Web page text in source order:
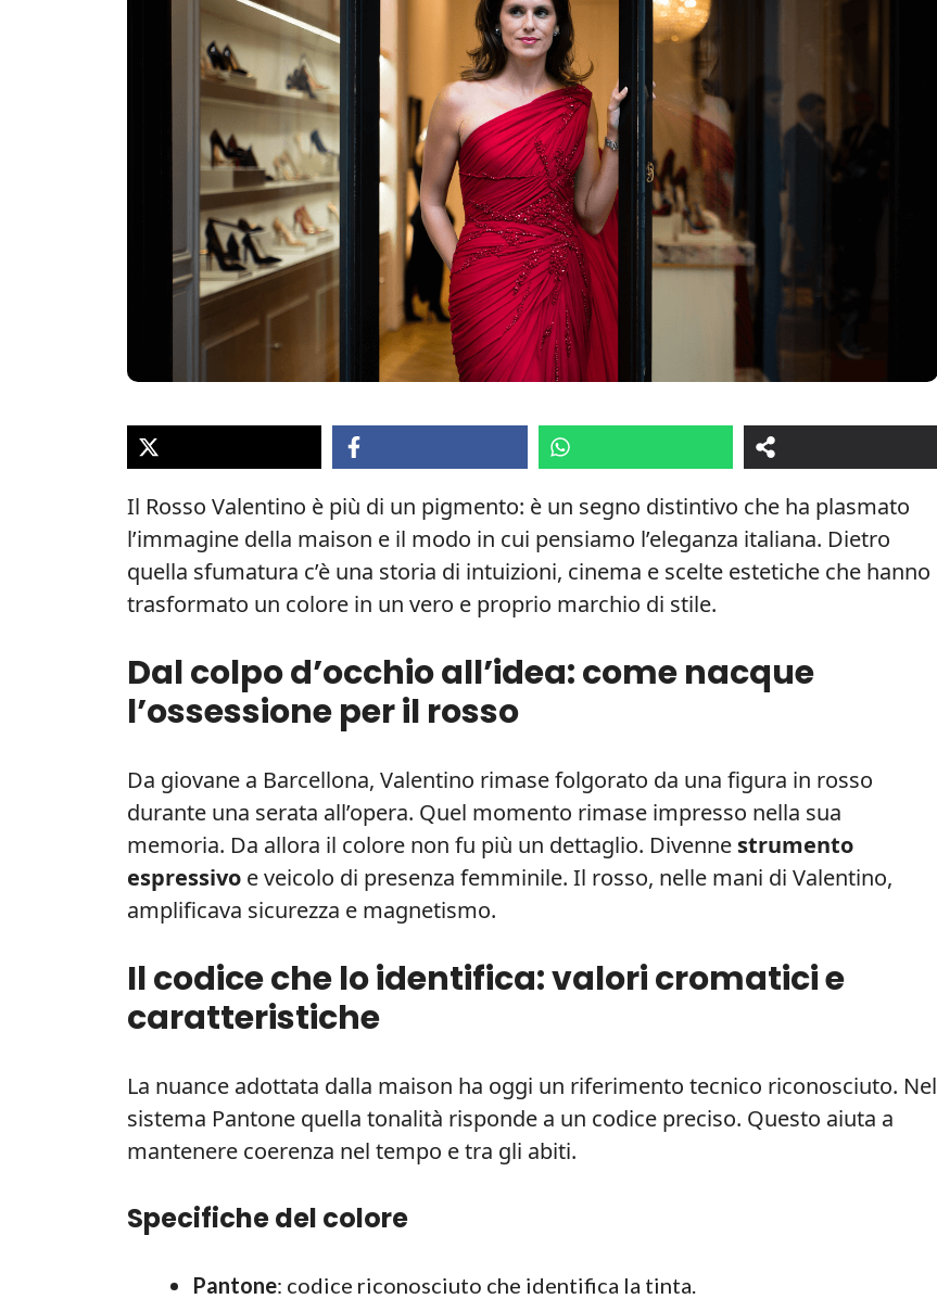
Il Rosso Valentino è più di un pigmento: è un segno distintivo che ha plasmato
l’immagine della maison e il modo in cui pensiamo l’eleganza italiana. Dietro
quella sfumatura c’è una storia di intuizioni, cinema e scelte estetiche che hanno
trasformato un colore in un vero e proprio marchio di stile.
Dal colpo d’occhio all’idea: come nacque
l’ossessione per il rosso
Da giovane a Barcellona, Valentino rimase folgorato da una figura in rosso
durante una serata all’opera. Quel momento rimase impresso nella sua
memoria. Da allora il colore non fu più un dettaglio. Divenne strumento
espressivo e veicolo di presenza femminile. Il rosso, nelle mani di Valentino,
amplificava sicurezza e magnetismo.
Il codice che lo identifica: valori cromatici e
caratteristiche
La nuance adottata dalla maison ha oggi un riferimento tecnico riconosciuto. Nel
sistema Pantone quella tonalità risponde a un codice preciso. Questo aiuta a
mantenere coerenza nel tempo e tra gli abiti.
Specifiche del colore
Pantone: codice riconosciuto che identifica la tinta.